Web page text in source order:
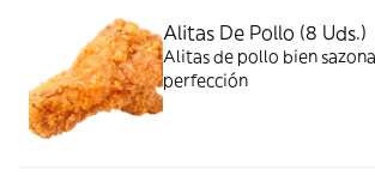
Alitas De Pollo (8 Uds.)
Alitas de pollo bien
perfección